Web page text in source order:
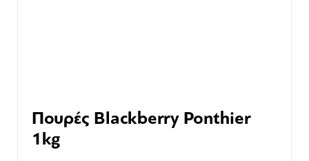
Πουρές Blackberry Ponthier
1kg